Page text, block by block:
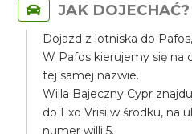
JAK DOJECHAĆ?
Dojazd z lotniska do
W Pafos kierujemy się na
tej samej nazwie.
Willa Bajeczny Cypr
do Exo Vrisi w środku, na
numer willi 5.